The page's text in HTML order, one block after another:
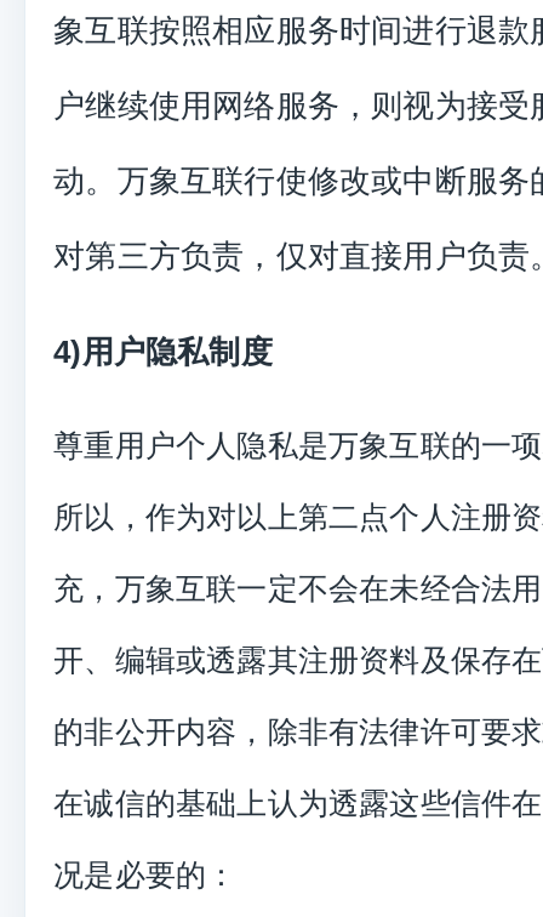
象互联按照相应服务时间进行退款
户继续使用网络服务，则视为接受
动。万象互联行使修改或中断服务
对第三方负责，仅对直接用户负责
4)用户隐私制度
尊重用户个人隐私是万象互联的一
所以，作为对以上第二点个人注册
充，万象互联一定不会在未经合法
开、编辑或透露其注册资料及保存
的非公开内容，除非有法律许可要
在诚信的基础上认为透露这些信件
况是必要的：